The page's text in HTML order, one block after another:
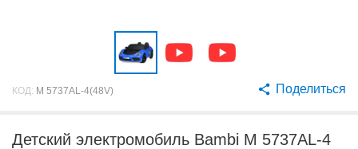
КОД: M 5737AL-4(48V) Поделиться
Детский электромобиль Bambi M 5737AL-4